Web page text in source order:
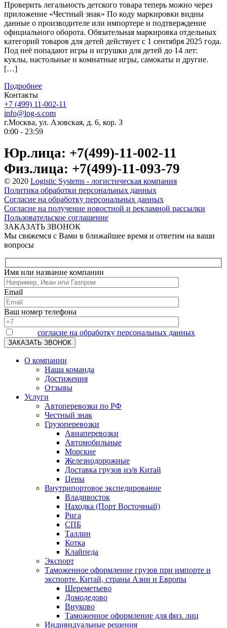
Проверить легальность детского товара теперь можно через
приложение «Честный знак» По коду маркировки видны
данные о производителе или импортере и подтверждение
официального оборота. Обязательная маркировка отдельных
категорий товаров для детей действует с 1 сентября 2025 года.
Под неё попадают игры и игрушки для детей до 14 лет:
куклы, настольные и комнатные игры, самокаты и другие.
[…]
Подробнее
Контакты
+7 (499) 11-002-11
info@log-s.com
г.Москва, ул. Азовская, д. 6, кор. 3
0:00 - 23:59
Юр.лица: +7(499)-11-002-11
Физ.лица: +7(499)-11-093-79
© 2020 Logistic Systems - логистическая компания
Политика обработки персональных данных
Согласие на обработку персональных данных
Согласие на получение новостной и рекламной рассылки
Пользовательское соглашение
ЗАКАЗАТЬ ЗВОНОК
Мы свяжемся с Вами в ближайшее время и ответим на ваши
вопросы
Имя или название компании
Email
Ваш номер телефона
согласие на обработку персональных данных
О компании
Наша команда
Достижения
Отзывы
Услуги
Автоперевозки по РФ
Честный знак
Грузоперевозки
Авиаперевозки
Автомобильные
Морские
Железнодорожные
Доставка грузов из/в Китай
Цены
Внутрипортовое экспедирование
Владивосток
Находка (Порт Восточный)
Рига
СПБ
Таллин
Котка
Клайпеда
Экспорт
Таможенное оформление грузов при импорте и
экспорте. Китай, страны Азии и Европы
Шереметьево
Домодедово
Внуково
Таможенное оформление для физ. лиц
Индивидуальные решения